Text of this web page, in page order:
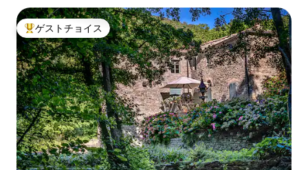
子様がいらっしゃる場合は、ベビーチェ
アとベビーベッドもご用意しておりま
す。
大好評のゲストチョイスです。
ゲストチョイス